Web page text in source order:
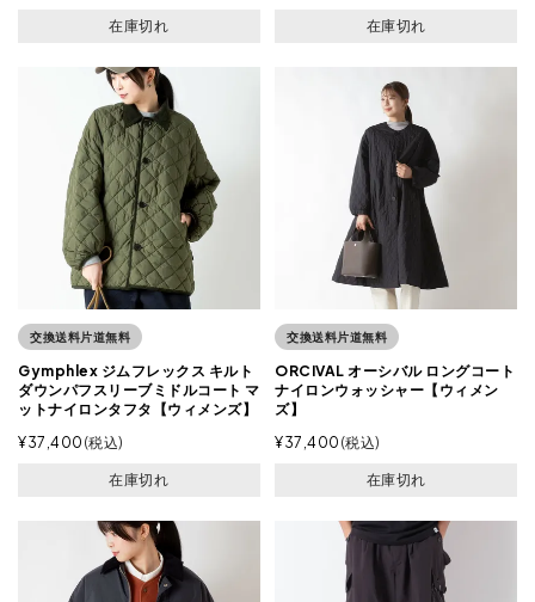
在庫切れ 在庫切れ
交換送料片道無料
Gymphlex ジムフレックス キルト
ダウンパフスリーブミドルコート マ
ットナイロンタフタ【ウィメンズ】
¥37,400 税込
在庫切れ
交換送料片道無料
ORCIVAL オーシバル ロングコート
ナイロンウォッシャー【ウィメン
ズ】
¥37,400 税込
在庫切れ